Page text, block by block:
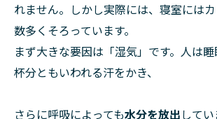
れません。しかし実際には、寝室には
数多くそろっています。
まず大きな要因は「湿気」です。人は
杯分ともいわれる汗をかき、
さらに呼吸によっても水分を放出して